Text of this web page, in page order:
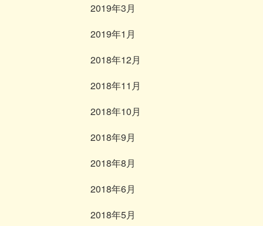
2019年3月
2019年1月
2018年12月
2018年11月
2018年10月
2018年9月
2018年8月
2018年6月
2018年5月